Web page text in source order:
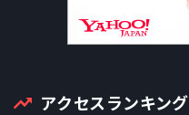
アクセスランキング